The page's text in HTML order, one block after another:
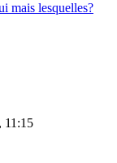
mais lesquelles?
11:15